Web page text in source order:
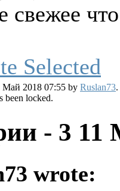
свежее
Май 2018 07:55 by Ruslan73.
been locked.
- 3 11
wrote: